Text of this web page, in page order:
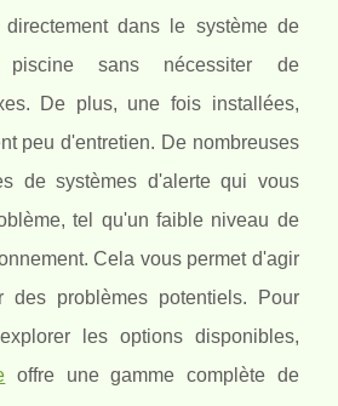
dans le système de
sans nécessiter de
De plus, une fois installées,
peu d'entretien. De nombreuses
de systèmes d'alerte qui vous
tel qu'un faible niveau de
Cela vous permet d'agir
des problèmes potentiels. Pour
les options disponibles,
offre une gamme complète de